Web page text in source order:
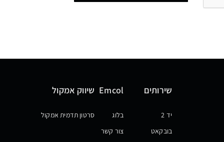
שירותים
יד 2
בובקאט
Emcol
בלוג
צור קשר
שיווק אמקול
סרטון תדמית אמקול